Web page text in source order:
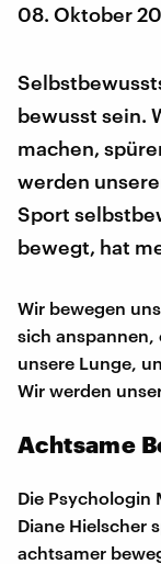
08. Oktober
bewusst sein.
machen,
werden
Sport
bewegt, hat
Wir bewegen
sich anspannen,
unsere Lunge,
Wir werden
Achtsame
Die Psychologin
Diane Hielscher
achtsamer